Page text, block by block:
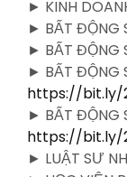
► KINH
► BẤT ĐỘNG
► BẤT ĐỘNG
► BẤT ĐỘNG
https://bit.ly/
► BẤT ĐỘNG
https://bit.ly/
► LUẬT SƯ